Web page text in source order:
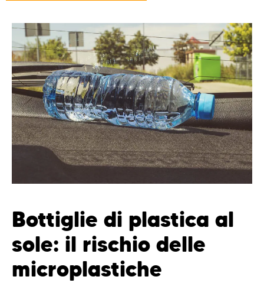
Bottiglie di plastica al
sole: il rischio delle
microplastiche